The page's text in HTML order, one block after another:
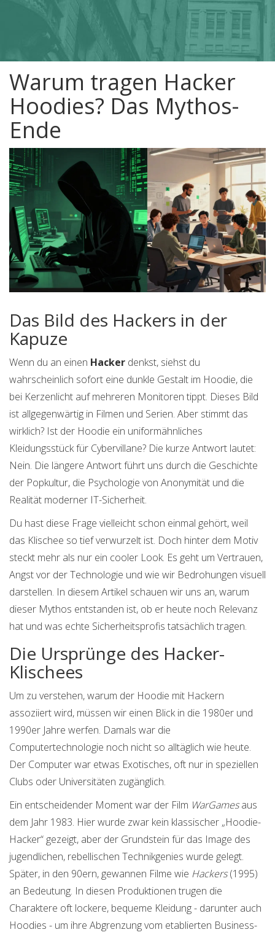
Warum tragen Hacker
Hoodies? Das Mythos-
Ende
Das Bild des Hackers in der
Kapuze
Wenn du an einen Hacker denkst, siehst du
wahrscheinlich sofort eine dunkle Gestalt im Hoodie, die
bei Kerzenlicht auf mehreren Monitoren tippt. Dieses Bild
ist allgegenwärtig in Filmen und Serien. Aber stimmt das
wirklich? Ist der Hoodie ein uniformähnliches
Kleidungsstück für Cybervillane? Die kurze Antwort lautet:
Nein. Die längere Antwort führt uns durch die Geschichte
der Popkultur, die Psychologie von Anonymität und die
Realität moderner IT-Sicherheit.
Du hast diese Frage vielleicht schon einmal gehört, weil
das Klischee so tief verwurzelt ist. Doch hinter dem Motiv
steckt mehr als nur ein cooler Look. Es geht um Vertrauen,
Angst vor der Technologie und wie wir Bedrohungen visuell
darstellen. In diesem Artikel schauen wir uns an, warum
dieser Mythos entstanden ist, ob er heute noch Relevanz
hat und was echte Sicherheitsprofis tatsächlich tragen.
Die Ursprünge des Hacker-
Klischees
Um zu verstehen, warum der Hoodie mit Hackern
assoziiert wird, müssen wir einen Blick in die 1980er und
1990er Jahre werfen. Damals war die
Computertechnologie noch nicht so alltäglich wie heute.
Der Computer war etwas Exotisches, oft nur in speziellen
Clubs oder Universitäten zugänglich.
Ein entscheidender Moment war der Film WarGamesaus
dem Jahr 1983. Hier wurde zwar kein klassischer „Hoodie-
Hacker“ gezeigt, aber der Grundstein für das Image des
jugendlichen, rebellischen Technikgenies wurde gelegt.
Später, in den 90ern, gewannen Filme wie Hackers(1995)
an Bedeutung. In diesen Produktionen trugen die
Charaktere oft lockere, bequeme Kleidung - darunter auch
Hoodies - um ihre Abgrenzung vom etablierten Business-